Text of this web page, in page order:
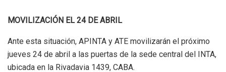
MOVILIZACIÓN EL 24 DE ABRIL
Ante esta situación, APINTA y ATE movilizarán el próximo
jueves 24 de abril a las puertas de la sede central del INTA,
ubicada en la Rivadavia 1439, CABA.